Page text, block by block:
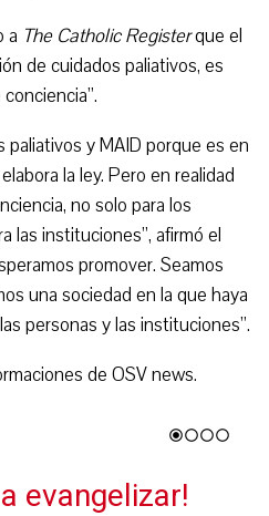
a The Catholic Registerque el
de cuidados paliativos, es
paliativos y MAID porque es en
la ley. Pero en realidad
no solo para los
las instituciones”, afirmó el
promover. Seamos
una sociedad en la que haya
personas y las instituciones”.
de OSV news.